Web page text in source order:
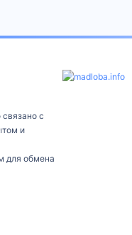
с
и
для обмена